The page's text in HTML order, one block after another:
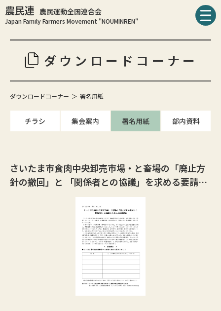
農民連 農民運動全国連合会
Japan Family Farmers Movement "NOUMINREN"
ダウンロードコーナー
ダウンロードコーナー 署名用紙
チラシ 集会案内 署名用紙 部内資料
さいたま市食肉中央卸売市場・と畜場の「廃止方
針の撤回」と 「関係者との協議」を求める要請署